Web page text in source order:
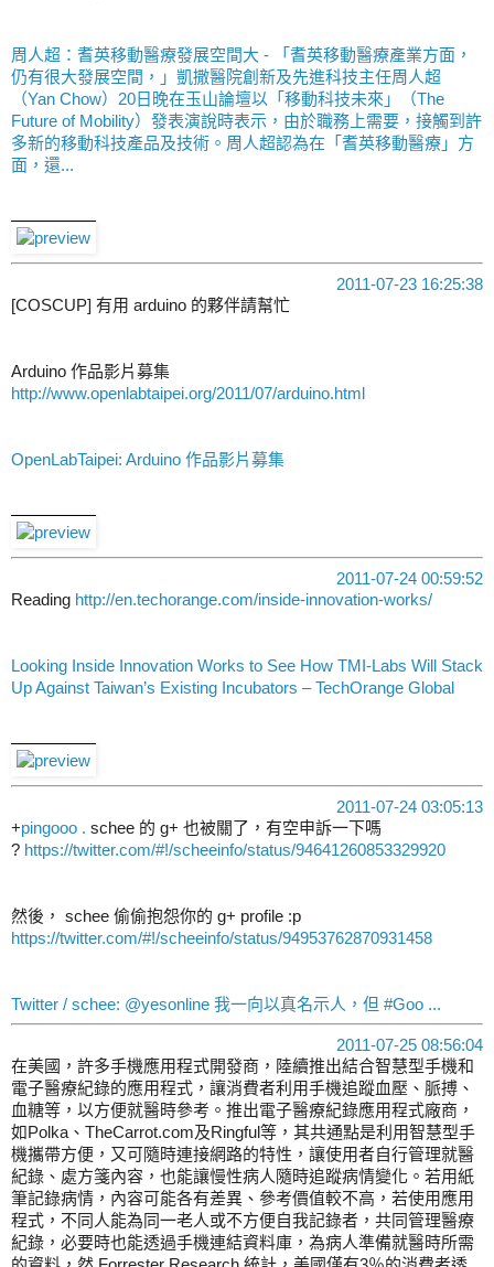
周人超：耆英移動醫療發展空間大 - 「耆英移動醫療產業方面，
仍有很大發展空間，」凱撒醫院創新及先進科技主任周人超
（Yan Chow）20日晚在玉山論壇以「移動科技未來」（The
Future of Mobility）發表演說時表示，由於職務上需要，接觸到許
多新的移動科技產品及技術。周人超認為在「耆英移動醫療」方
面，還...
2011-07-23 16:25:38
[COSCUP] 有用 arduino 的夥伴請幫忙
Arduino 作品影片募集
http://www.openlabtaipei.org/2011/07/arduino.html
OpenLabTaipei: Arduino 作品影片募集
2011-07-24 00:59:52
Reading http://en.techorange.com/inside-innovation-works/
Looking Inside Innovation Works to See How TMI-Labs Will Stack
Up Against Taiwan’s Existing Incubators – TechOrange Global
2011-07-24 03:05:13
+pingooo . schee 的 g+ 也被關了，有空申訴一下嗎
? https://twitter.com/#!/scheeinfo/status/94641260853329920
然後， schee 偷偷抱怨你的 g+ profile :p
https://twitter.com/#!/scheeinfo/status/94953762870931458
Twitter / schee: @yesonline 我一向以真名示人，但 #Goo ...
2011-07-25 08:56:04
在美國，許多手機應用程式開發商，陸續推出結合智慧型手機和
電子醫療紀錄的應用程式，讓消費者利用手機追蹤血壓、脈搏、
血糖等，以方便就醫時參考。推出電子醫療紀錄應用程式廠商，
如Polka、TheCarrot.com及Ringful等，其共通點是利用智慧型手
機攜帶方便，又可隨時連接網路的特性，讓使用者自行管理就醫
紀錄、處方箋內容，也能讓慢性病人隨時追蹤病情變化。若用紙
筆記錄病情，內容可能各有差異、參考價值較不高，若使用應用
程式，不同人能為同一老人或不方便自我記錄者，共同管理醫療
紀錄，必要時也能透過手機連結資料庫，為病人準備就醫時所需